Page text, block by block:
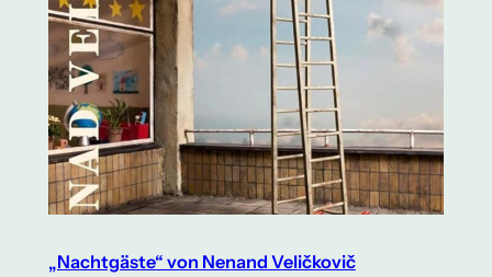
„Nachtgäste“ von Nenand Veličkovič